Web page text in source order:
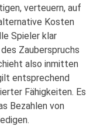
verteuern, auf
Kosten
Spieler klar
Zauberspruchs
also inmitten
entsprechend
Fähigkeiten. Es
Bezahlen von